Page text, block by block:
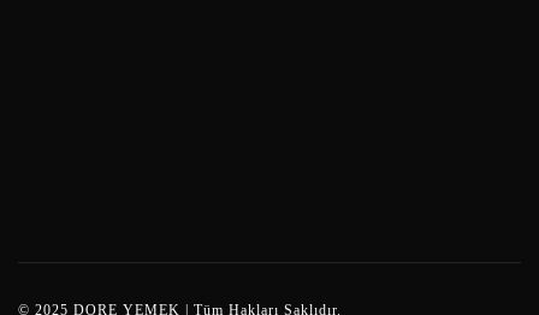
© 2025 DORE YEMEK | Tüm Hakları Saklıdır.